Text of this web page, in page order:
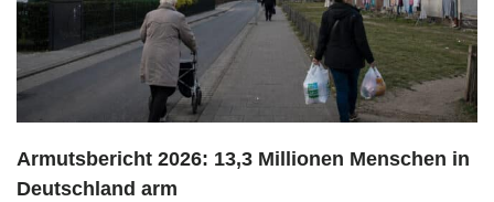
Armutsbericht 2026: 13,3 Millionen Menschen in
Deutschland arm